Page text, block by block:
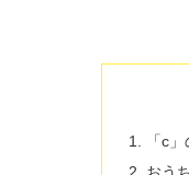
「c
おう